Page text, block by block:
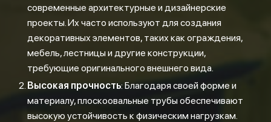
современные архитектурные и дизайнерские
проекты. Их часто используют для создания
декоративных элементов, таких как ограждения,
мебель, лестницы и другие конструкции,
требующие оригинального внешнего вида.
Высокая прочность: Благодаря своей форме и
материалу, плоскоовальные трубы обеспечивают
высокую устойчивость к физическим нагрузкам.